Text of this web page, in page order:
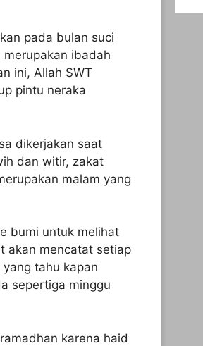
pada bulan suci
ibadah
ini, Allah SWT
pintu neraka
dikerjakan saat
dan witir, zakat
malam yang
bumi untuk melihat
akan mencatat setiap
tahu kapan
sepertiga minggu
karena haid